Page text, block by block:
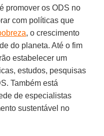
promover os ODS no
com políticas que
, o crescimento
do planeta. Até o fim
estabelecer um
estudos, pesquisas
Também está
de especialistas
sustentável no